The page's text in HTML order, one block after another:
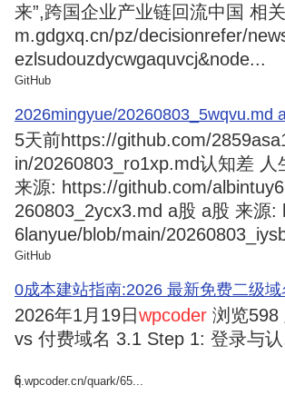
来”,跨国企业产业链回流中国 相
m.gdgxq.cn/pz/decisionrefer/
ezlsudouzdycwgaquvcj&node...
GitHub
2026mingyue/20260803_5wqvu.md
5天前https://github.com/
in/20260803_ro1xp.md认知差
来源: https://github.com/
260803_2ycx3.md a股 a股 来源
6lanyue/blob/main/
GitHub
0成本建站指南:2026 最新免费二级
2026年1月19日wpcoder 浏览598
vs 付费域名 3.1 Step 1: 登录与
6
q.wpcoder.cn/quark/65...